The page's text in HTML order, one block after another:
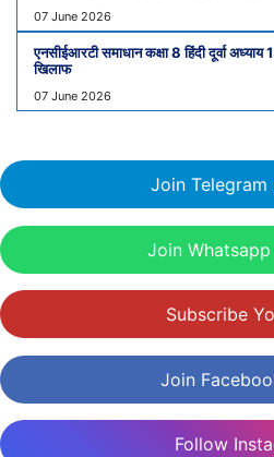
07 June 2026
एनसीईआरटी समाधान कक्षा 8 हिंदी दूर्वा
खिलाफ
07 June 2026
Join Telegram
Join Whatsapp
Subscribe
Join
Follow